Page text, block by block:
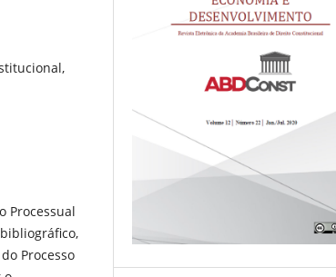
Processual
Processo